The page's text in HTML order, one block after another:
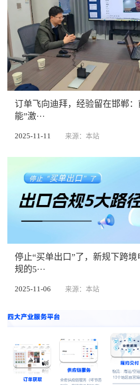
订单飞向迪拜，经验留在邯郸
能”激···
2025-11-11 来源：本站
停止“买单出口”了，新规下跨
规的5···
2025-11-06 来源：本站